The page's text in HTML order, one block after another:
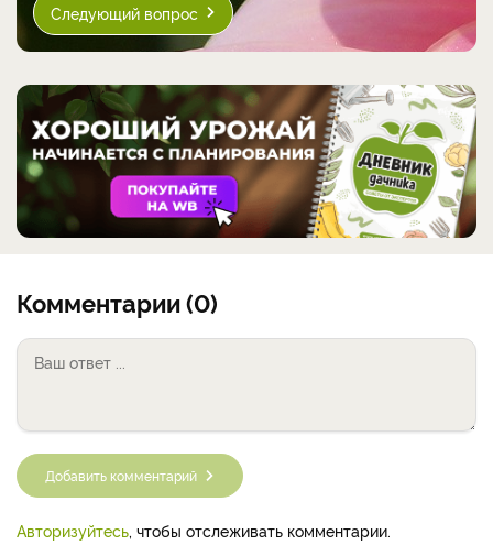
Следующий вопрос
Комментарии (0)
Добавить комментарий
Авторизуйтесь, чтобы отслеживать комментарии.